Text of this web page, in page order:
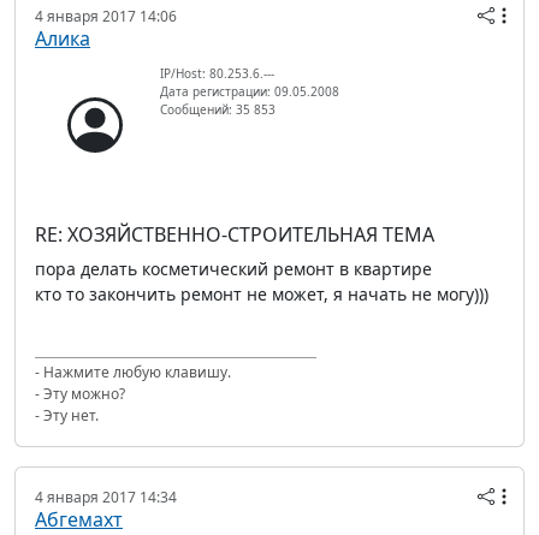
4 января 2017 14:06
Алика
IP/Host: 80.253.6.---
Дата регистрации: 09.05.2008
Сообщений: 35 853
RE: ХОЗЯЙСТВЕННО-СТРОИТЕЛЬНАЯ ТЕМА
пора делать косметический ремонт в квартире
кто то закончить ремонт не может, я начать не могу)))
- Нажмите любую клавишу.
- Эту можно?
- Эту нет.
4 января 2017 14:34
Абгемахт